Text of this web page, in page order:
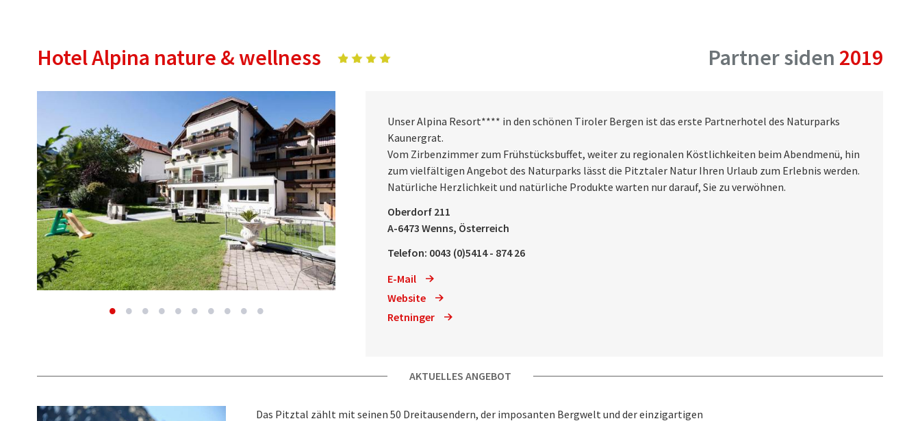
Hotel Alpina nature & wellness Partner siden 2019
Unser Alpina Resort**** in den schönen Tiroler Bergen ist das erste Partnerhotel des Naturparks
Kaunergrat.
Vom Zirbenzimmer zum Frühstücksbuffet, weiter zu regionalen Köstlichkeiten beim Abendmenü, hin
zum vielfältigen Angebot des Naturparks lässt die Pitztaler Natur Ihren Urlaub zum Erlebnis werden.
Natürliche Herzlichkeit und natürliche Produkte warten nur darauf, Sie zu verwöhnen.
Oberdorf 211
A-6473 Wenns, Österreich
Telefon: 0043 (0)5414 - 874 26
E-Mail
Website
Retninger
AKTUELLES ANGEBOT
Das Pitztal zählt mit seinen 50 Dreitausendern, der imposanten Bergwelt und der einzigartigen